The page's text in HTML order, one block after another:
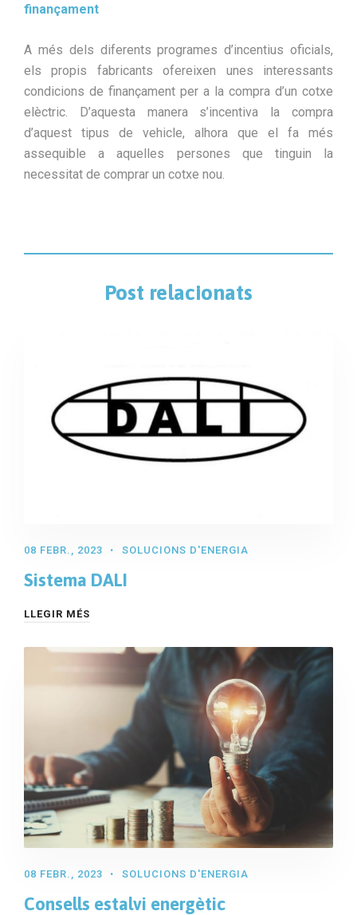
finançament
A més dels diferents programes d’incentius oficials,
els propis fabricants ofereixen unes interessants
condicions de finançament per a la compra d’un cotxe
elèctric. D’aquesta manera s’incentiva la compra
d’aquest tipus de vehicle, alhora que el fa més
assequible a aquelles persones que tinguin la
necessitat de comprar un cotxe nou.
Post relacionats
08 FEBR., 2023 SOLUCIONS D'ENERGIA
Sistema DALI
LLEGIR MÉS
08 FEBR., 2023 SOLUCIONS D'ENERGIA
Consells estalvi energètic